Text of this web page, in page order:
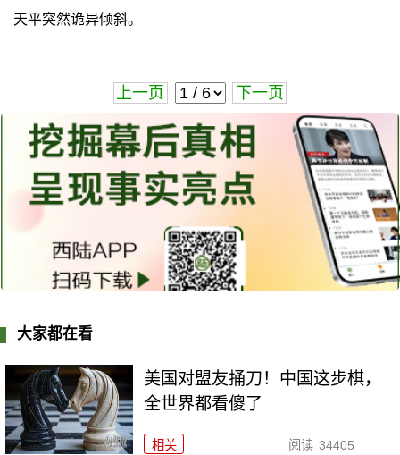
天平突然诡异倾斜。
上一页 下一页
大家都在看
美国对盟友捅刀！中国这步棋，
全世界都看傻了
相关 阅读 34405